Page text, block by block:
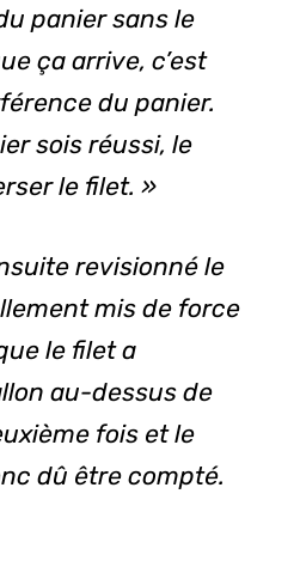
panier sans le
ça arrive, c’est
du panier.
sois réussi, le
le filet. »
revisionné le
mis de force
le filet a
au-dessus de
fois et le
dû être compté.